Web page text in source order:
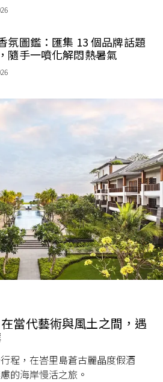
氛圖鑑：匯集 13 個品牌話題
隨手一噴化解悶熱暑氣
當代藝術與風土之間，遇
程，在峇里島蒼古麗晶度假酒
的海岸慢活之旅。